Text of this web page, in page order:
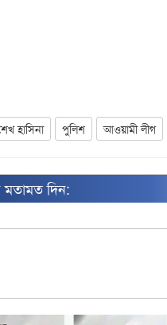
হাসিনা পুলিশ আওয়ামী লীগ
দিন: